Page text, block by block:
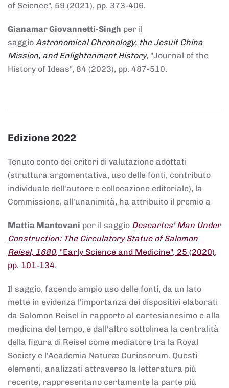
of Science", 59 (2021), pp. 373-406.
Gianamar Giovannetti-Singh per il
saggio Astronomical Chronology, the Jesuit China
Mission, and Enlightenment History, "Journal of the
History of Ideas", 84 (2023), pp. 487-510.
Edizione 2022
Tenuto conto dei criteri di valutazione adottati
(struttura argomentativa, uso delle fonti, contributo
individuale dell'autore e collocazione editoriale), la
Commissione, all'unanimità, ha attribuito il premio a
Mattia Mantovani per il saggio Descartes' Man Under
Construction: The Circulatory Statue of Salomon
Reisel, 1680, "Early Science and Medicine", 25 (2020),
pp. 101-134.
Il saggio, facendo ampio uso delle fonti, da un lato
mette in evidenza l'importanza dei dispositivi elaborati
da Salomon Reisel in rapporto al cartesianesimo e alla
medicina del tempo, e dall'altro sottolinea la centralità
della figura di Reisel come mediatore tra la Royal
Society e l'Academia Naturæ Curiosorum. Questi
elementi, analizzati attraverso la letteratura più
recente, rappresentano certamente la parte più